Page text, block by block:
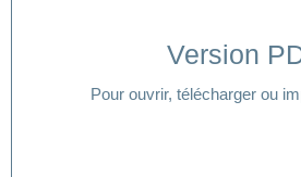
Version
Pour ouvrir, télécharger ou
Cliquer ici